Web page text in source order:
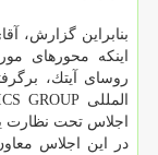
بنابراین گزارش،
اینكه محورهای
روسای آیتك،
اجلاس تحت نظارت
در این اجلاس